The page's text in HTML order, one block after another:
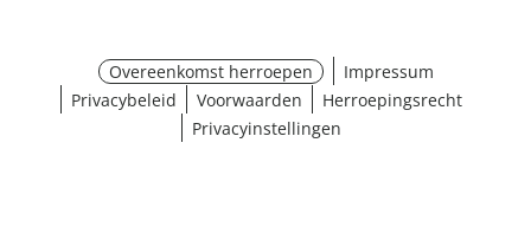
Overeenkomst herroepen
Impressum
Privacybeleid
Voorwaarden
Herroepingsrecht
Privacyinstellingen